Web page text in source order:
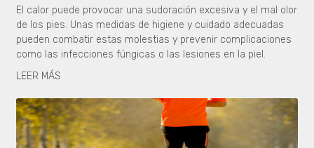
El calor puede provocar una sudoración excesiva y el mal olor
de los pies. Unas medidas de higiene y cuidado adecuadas
pueden combatir estas molestias y prevenir complicaciones
como las infecciones fúngicas o las lesiones en la piel.
LEER MÁS